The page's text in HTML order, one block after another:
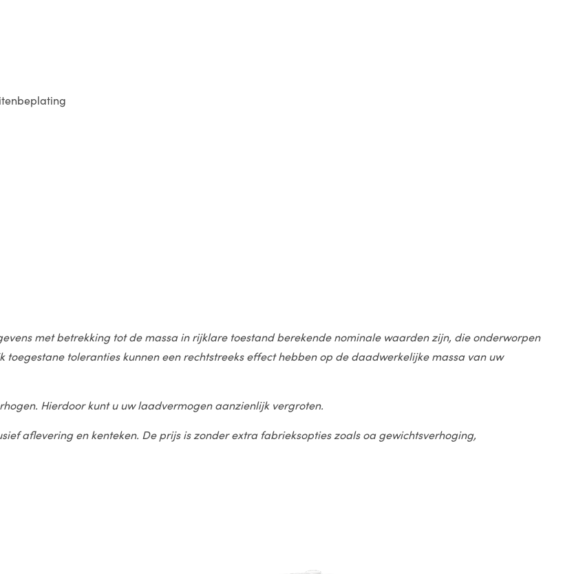
met betrekking tot de massa in rijklare toestand berekende nominale waarden zijn, die onderworpen
toleranties kunnen een rechtstreeks effect hebben op de daadwerkelijke massa van uw
Hierdoor kunt u uw laadvermogen aanzienlijk vergroten.
aflevering en kenteken. De prijs is zonder extra fabrieksopties zoals oa gewichtsverhoging,